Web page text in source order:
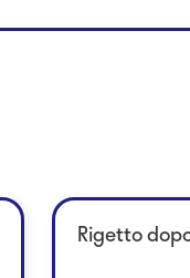
Rigetto